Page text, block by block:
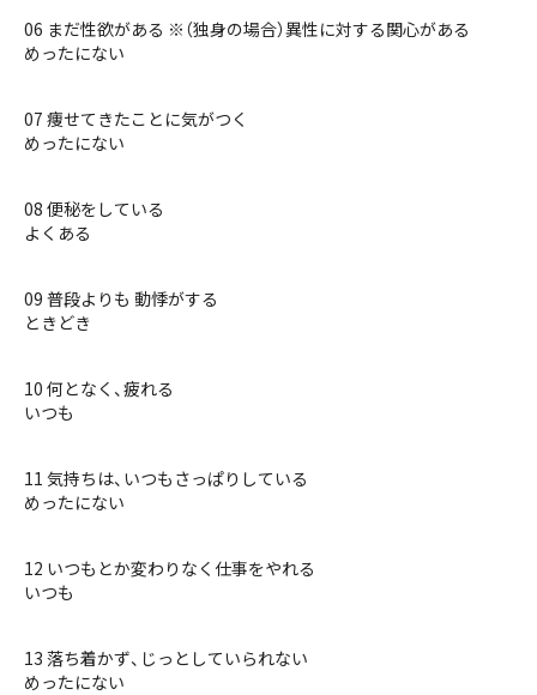
06 まだ性欲がある ※（独身の場合）異性に対する関心がある
めったにない
07 痩せてきたことに気がつく
めったにない
08 便秘をしている
よくある
09 普段よりも 動悸がする
ときどき
10 何となく、疲れる
いつも
11 気持ちは、いつもさっぱりしている
めったにない
12 いつもとか変わりなく仕事をやれる
いつも
13 落ち着かず、じっとしていられない
めったにない